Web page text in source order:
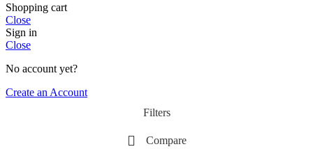
Shopping cart
Close
Sign in
Close
No account yet?
Create an Account
Filters
Compare